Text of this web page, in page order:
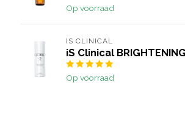
Op voorraad
IS CLINICAL
iS Clinical
Op voorraad